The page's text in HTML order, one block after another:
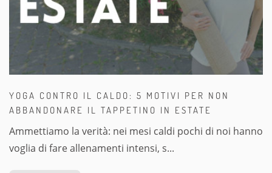
YOGA CONTRO IL CALDO: 5 MOTIVI PER NON
ABBANDONARE IL TAPPETINO IN ESTATE
Ammettiamo la verità: nei mesi caldi pochi di noi hanno
voglia di fare allenamenti intensi, s...